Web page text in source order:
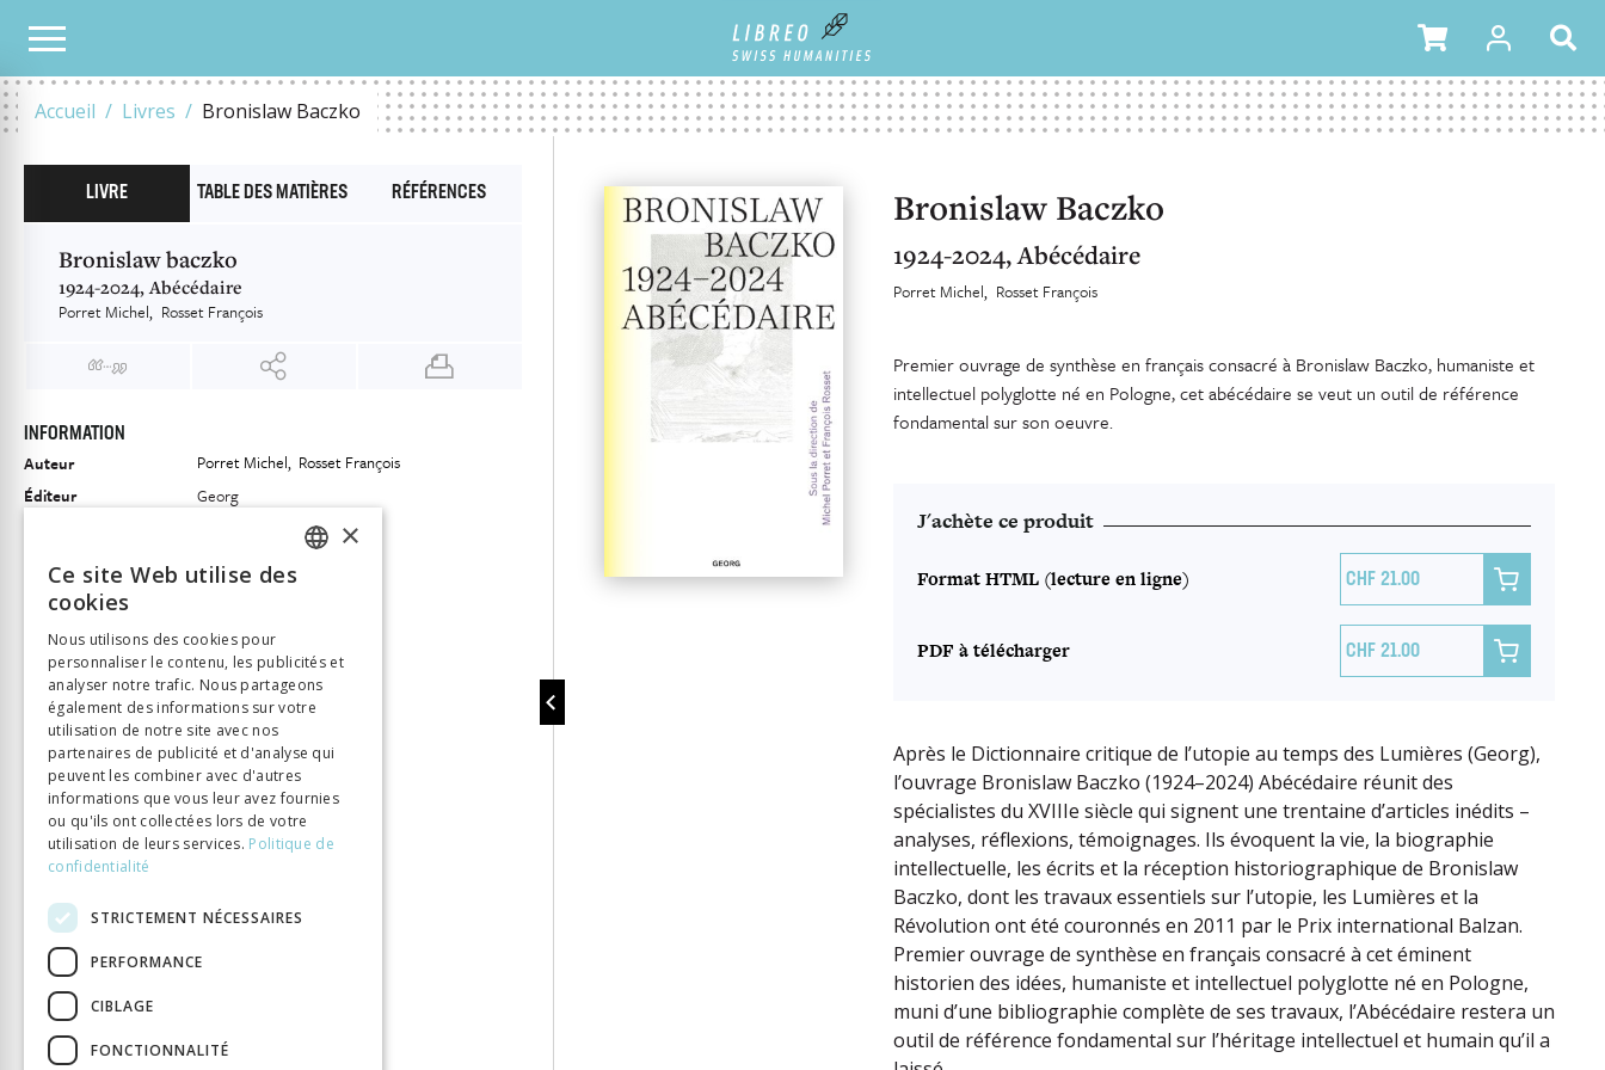
Accueil Livres Bronislaw Baczko
NOTRE CATALOGUE
Bronislaw Baczko
1924-2024, Abécédaire
Porret Michel Rosset François
Premier ouvrage de synthèse en français consacré à Bronislaw Baczko, humaniste et
intellectuel polyglotte né en Pologne, cet abécédaire se veut un outil de référence
fondamental sur son oeuvre.
J'achète ce produit
Format HTML (lecture en ligne) 21.00 
PDF à télécharger 21.00 
Après le Dictionnaire critique de l’utopie au temps des Lumières (Georg),
l’ouvrage Bronislaw Baczko (1924–2024) Abécédaire réunit des
spécialistes du XVIIIe siècle qui signent une trentaine d’articles inédits –
analyses, réflexions, témoignages. Ils évoquent la vie, la biographie
intellectuelle, les écrits et la réception historiographique de Bronislaw
Baczko, dont les travaux essentiels sur l’utopie, les Lumières et la
Révolution ont été couronnés en 2011 par le Prix international Balzan.
Premier ouvrage de synthèse en français consacré à cet éminent
historien des idées, humaniste et intellectuel polyglotte né en Pologne,
muni d’une bibliographie complète de ses travaux, l’Abécédaire restera un
outil de référence fondamental sur l’héritage intellectuel et humain qu’il a
LIVRE TABLE DES MATIÈRES RÉFÉRENCES
Bronislaw baczko
1924-2024, Abécédaire
Porret Michel Rosset François
INFORMATION
Auteur Porret Michel Rosset François
Éditeur
Georg
Français
Nombre de pages
Thème
Lumières
Format
140x225
Type de livre
Ouvrage collectif
ITALIAN
×
Ce site Web utilise des
cookies
Nous utilisons des cookies pour
personnaliser le contenu, les publicités et
analyser notre trafic. Nous partageons
également des informations sur votre
utilisation de notre site avec nos
partenaires de publicité et d'analyse qui
peuvent les combiner avec d'autres
informations que vous leur avez fournies
ou qu'ils ont collectées lors de votre
utilisation de leurs services. Politique de
confidentialité
STRICTEMENT NÉCESSAIRES
PERFORMANCE
CIBLAGE
FONCTIONNALITÉ